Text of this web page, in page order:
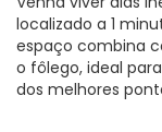
localizado a 1
espaço combina
o fôlego, ideal
dos melhores